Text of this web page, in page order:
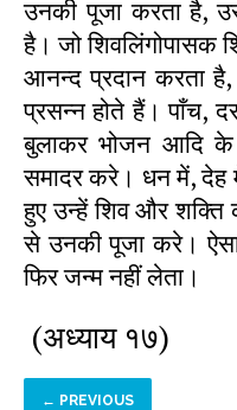
(अध्याय १७)
← PREVIOUS